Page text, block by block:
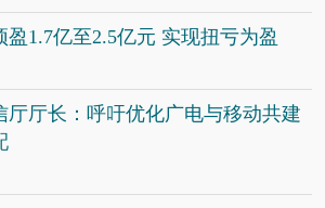
1.7亿至2.5亿元 实现扭亏为盈
厅厅长：呼吁优化广电与移动共建